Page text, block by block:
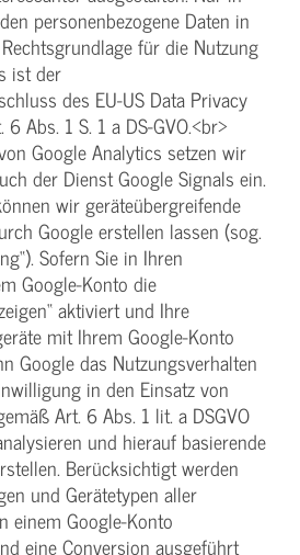
personenbezogene Daten in
für die Nutzung
ist der
des EU-US Data Privacy
Abs. 1 S. 1 a DS-GVO.<br>
Google Analytics setzen wir
der Dienst Google Signals ein.
wir geräteübergreifende
Google erstellen lassen (sog.
Sofern Sie in Ihren
Google-Konto die
aktiviert und Ihre
mit Ihrem Google-Konto
Google das Nutzungsverhalten
in den Einsatz von
Art. 6 Abs. 1 lit. a DSGVO
und hierauf basierende
Berücksichtigt werden
und Gerätetypen aller
einem Google-Konto
eine Conversion ausgeführt